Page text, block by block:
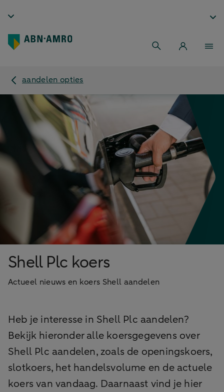
aandelen opties
Shell Plc koers
Actueel nieuws en koers Shell aandelen
Heb je interesse in Shell Plc aandelen?
Bekijk hieronder alle koersgegevens over
Shell Plc aandelen, zoals de openingskoers,
slotkoers, het handelsvolume en de actuele
koers van vandaag. Daarnaast vind je hier